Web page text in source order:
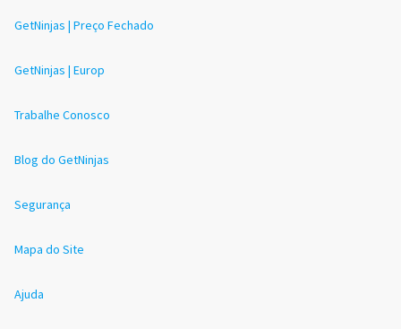
GetNinjas | Preço Fechado
GetNinjas | Europ
Trabalhe Conosco
Blog do GetNinjas
Segurança
Mapa do Site
Ajuda